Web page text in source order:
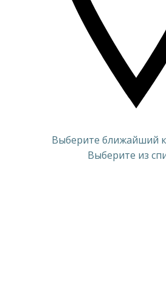
Выберите ближайший
Выберите из